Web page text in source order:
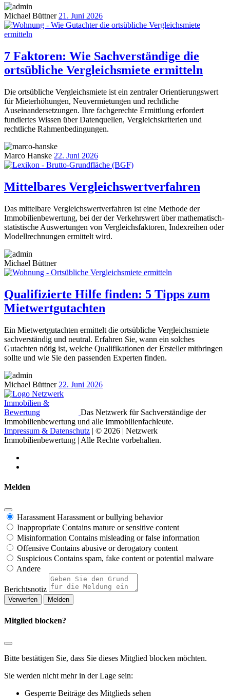
Michael Büttner 21. Juni 2026
7 Faktoren: Wie Sachverständige die
ortsübliche Vergleichsmiete ermitteln
Die ortsübliche Vergleichsmiete ist ein zentraler Orientierungswert
für Mieterhöhungen, Neuvermietungen und rechtliche
Auseinandersetzungen. Ihre fachgerechte Ermittlung erfordert
fundiertes Wissen über Datenquellen, Vergleichskriterien und
rechtliche Rahmenbedingungen.
Marco Hanske 22. Juni 2026
Mittelbares Vergleichswertverfahren
Das mittelbare Vergleichswertverfahren ist eine Methode der
Immobilienbewertung, bei der der Verkehrswert über mathematisch-
statistische Auswertungen von Vergleichsfaktoren, Indexreihen oder
Modellrechnungen ermittelt wird.
Michael Büttner
Qualifizierte Hilfe finden: 5 Tipps zum
Mietwertgutachten
Ein Mietwertgutachten ermittelt die ortsübliche Vergleichsmiete
sachverständig und neutral. Erfahren Sie, wann ein solches
Gutachten nötig ist, welche Qualifikationen der Ersteller mitbringen
sollte und wie Sie den passenden Experten finden.
Michael Büttner 22. Juni 2026
Das Netzwerk für Sachverständige der
Immobilienbewertung und alle Immobilienfachleute.
Impressum & Datenschutz | © 2026 | Netzwerk
Immobilienbewertung | Alle Rechte vorbehalten.
Melden
Harassment Harassment or bullying behavior
Inappropriate Contains mature or sensitive content
Misinformation Contains misleading or false information
Offensive Contains abusive or derogatory content
Suspicious Contains spam, fake content or potential malware
Andere
Berichtsnotiz
Melden
Mitglied blocken?
Bitte bestätigen Sie, dass Sie dieses Mitglied blocken möchten.
Sie werden nicht mehr in der Lage sein:
Gesperrte Beiträge des Mitglieds sehen